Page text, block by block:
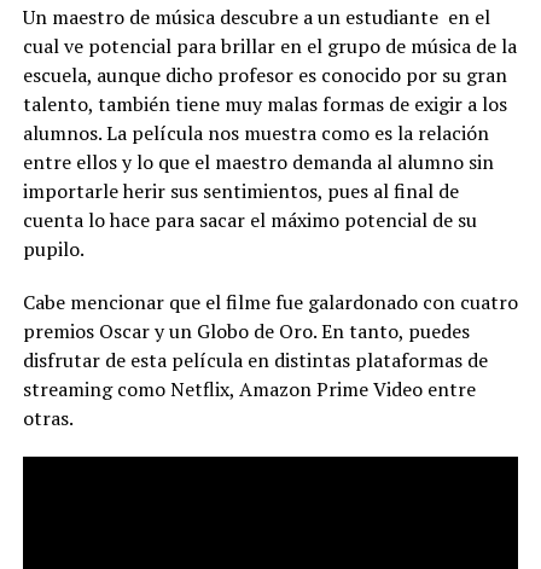
Un maestro de música descubre a un estudiante en el
cual ve potencial para brillar en el grupo de música de la
escuela, aunque dicho profesor es conocido por su gran
talento, también tiene muy malas formas de exigir a los
alumnos. La película nos muestra como es la relación
entre ellos y lo que el maestro demanda al alumno sin
importarle herir sus sentimientos, pues al final de
cuenta lo hace para sacar el máximo potencial de su
pupilo.
Cabe mencionar que el filme fue galardonado con cuatro
premios Oscar y un Globo de Oro. En tanto, puedes
disfrutar de esta película en distintas plataformas de
streaming como Netflix, Amazon Prime Video entre
otras.